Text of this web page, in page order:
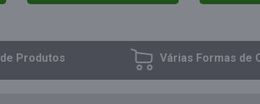
de Produtos Várias Formas de